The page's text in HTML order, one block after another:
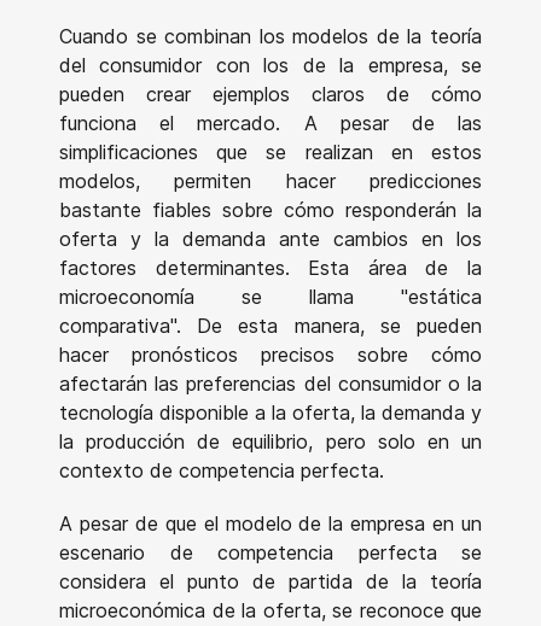
Cuando se combinan los modelos de la teoría
del consumidor con los de la empresa, se
pueden crear ejemplos claros de cómo
funciona el mercado. A pesar de las
simplificaciones que se realizan en estos
modelos, permiten hacer predicciones
bastante fiables sobre cómo responderán la
oferta y la demanda ante cambios en los
factores determinantes. Esta área de la
microeconomía se llama "estática
comparativa". De esta manera, se pueden
hacer pronósticos precisos sobre cómo
afectarán las preferencias del consumidor o la
tecnología disponible a la oferta, la demanda y
la producción de equilibrio, pero solo en un
contexto de competencia perfecta.
A pesar de que el modelo de la empresa en un
escenario de competencia perfecta se
considera el punto de partida de la teoría
microeconómica de la oferta, se reconoce que